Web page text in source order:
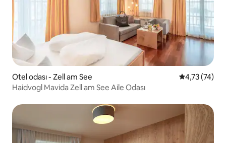
Otel odası - Zell am See 5 üzerinden
4,73 (74)
Haidvogl Mavida Zell am See Aile Odası